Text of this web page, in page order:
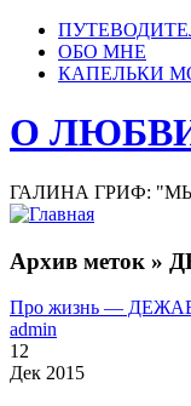
ОБО МНЕ
КАПЕЛЬКИ
О
ГАЛИНА ГРИФ:
Архив меток »
Про жизнь —
admin
12
Дек 2015